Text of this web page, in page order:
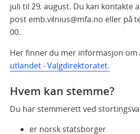
juli til 29. august. Du kan kontakte
post emb.vilnius@mfa.no eller på
00.
Her finner du mer informasjon
utlandet - Valgdirektoratet.
Hvem kan stemme?
Du har stemmerett ved
er norsk statsborger